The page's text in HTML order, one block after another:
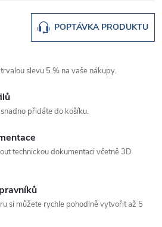
POPTÁVKA PRODUKTU
slevu 5 % na vaše nákupy.
přidáte do košíku.
technickou dokumentaci včetně 3D
si můžete rychle pohodlně vytvořit až 5